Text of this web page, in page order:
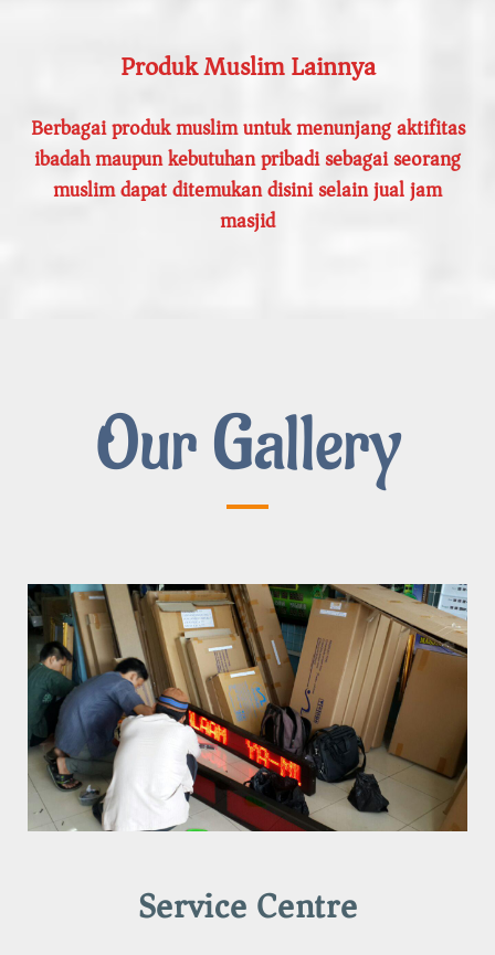
Produk Muslim Lainnya
Berbagai produk muslim untuk menunjang aktifitas
ibadah maupun kebutuhan pribadi sebagai seorang
muslim dapat ditemukan disini selain jual jam
masjid
Our Gallery
Service Centre